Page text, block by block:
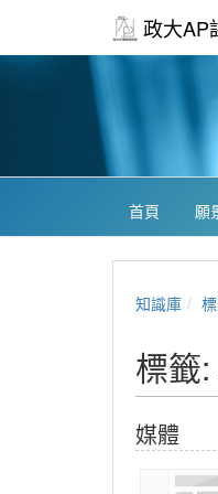
政大AP
首頁 願
知識庫
標籤
媒體